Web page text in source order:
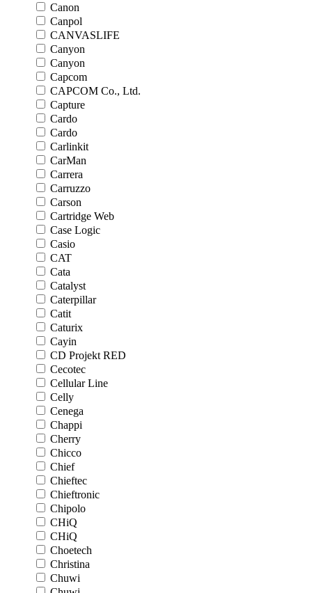
Canon
Canpol
CANVASLIFE
Canyon
Canyon
Capcom
CAPCOM Co., Ltd.
Capture
Cardo
Cardo
Carlinkit
CarMan
Carrera
Carruzzo
Carson
Cartridge Web
Case Logic
Casio
CAT
Cata
Catalyst
Caterpillar
Catit
Caturix
Cayin
CD Projekt RED
Cecotec
Cellular Line
Celly
Cenega
Chappi
Cherry
Chicco
Chief
Chieftec
Chieftronic
Chipolo
CHiQ
CHiQ
Choetech
Christina
Chuwi